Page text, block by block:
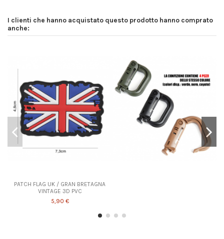
I clienti che hanno acquistato questo prodotto hanno comprato
anche:
PATCH FLAG UK / GRAN BRETAGNA
VINTAGE 3D PVC
5,90 €